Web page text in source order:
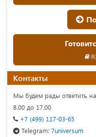
Контакты
Мы будем рады ответить
8.00 до 17.00
+7 (499) 117-03-65
Telegram: 7universum